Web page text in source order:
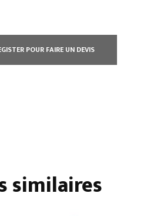
POUR FAIRE UN DEVIS
similaires